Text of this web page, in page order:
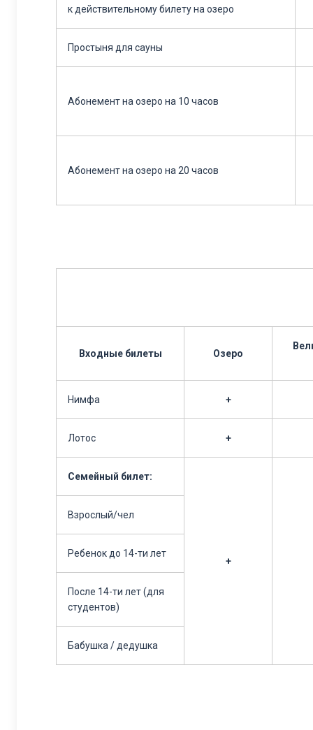
к действительному билету на озеро
Простыня для сауны
Абонемент на озеро на 10 часов
Абонемент на озеро на 20 часов
Входные билеты Озеро
Нимфа +
Лотос +
Семейный билет:
+
Взрослый/чел
Ребенок до 14-ти лет
После 14-ти лет(для
студентов)
Бабушка / дедушка